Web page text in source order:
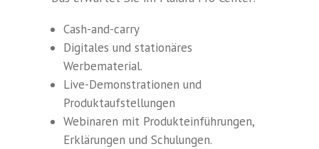
Cash-and-carry
Digitales und stationäres
Werbematerial.
Live-Demonstrationen und
Produktaufstellungen
Webinaren mit Produkteinführungen,
Erklärungen und Schulungen.